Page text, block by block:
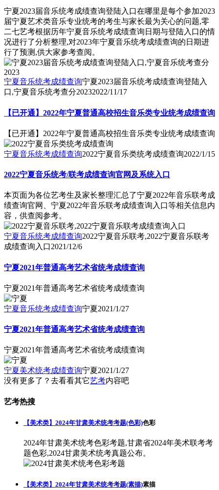
宁夏2023届音乐统考成绩查询登陆入口在哪里是每个参加2023
届宁夏艺术类音乐专业统考的考生与家长最为关心的问题,零
二七艺考根据历年宁夏音乐统考成绩查询日期与登陆入口的情
况进行了分析整理,对2023年宁夏音乐统考成绩查询的日期进
行了预测,供大家参考查阅。
宁夏音乐统考成绩查询宁夏2023届音乐统考成绩查询登陆入
口,宁夏音乐统考查分20232022/11/17
【已开通】2022年宁夏普通高校招生音乐类专业统考成绩查询
【已开通】2022年宁夏普通高校招生音乐类专业统考成绩查询
宁夏音乐统考成绩查询2022宁夏音乐类统考成绩查询2022/1/15
2022宁夏音乐统考/联考成绩查询官网及系统入口
本页面为各位艺考生及家长整理汇总了宁夏2022年音乐联考成
绩查询官网、宁夏2022年音乐联考成绩查询入口等相关信息内
容，供查阅参考。
宁夏音乐统考成绩查询2022宁夏音乐联考,2022宁夏音乐联考
成绩查询入口2021/12/6
宁夏2021年普通高考艺术省统考成绩查询
宁夏2021年普通高考艺术省统考成绩查询
宁夏音乐统考成绩查询宁夏2021/1/27
宁夏2021年普通高考艺术省统考成绩查询
宁夏2021年普通高考艺术省统考成绩查询
宁夏美术统考成绩查询宁夏2021/1/27
没有更多了？去看看其它艺考内容吧
艺考热搜
【美术类】2024年甘肃美术统考考题(色彩)色彩
2024年甘肃美术统考色彩考题,甘肃省2024年美术联考考
题色彩,2024甘肃美术统考真题公布。
【美术类】2024年甘肃美术统考考题(素描)素描